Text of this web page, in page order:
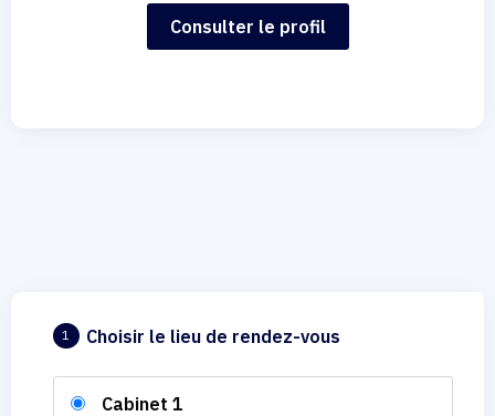
Consulter le profil
1 Choisir le lieu de rendez-vous
Cabinet 1